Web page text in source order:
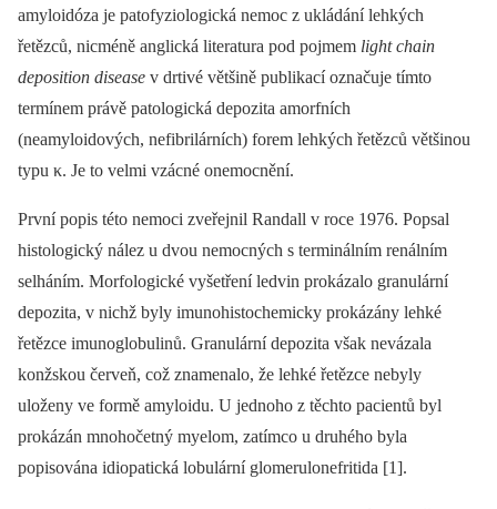
amyloidóza je patofyziologická nemoc z ukládání lehkých
řetězců, nicméně anglická literatura pod pojmem light chain
deposition disease v drtivé většině publikací označuje tímto
termínem právě patologická depozita amorfních
(neamyloidových, nefibrilárních) forem lehkých řetězců většinou
typu κ. Je to velmi vzácné onemocnění.
První popis této nemoci zveřejnil Randall v roce 1976. Popsal
histologický nález u dvou nemocných s terminálním renálním
selháním. Morfologické vyšetření ledvin prokázalo granulární
depozita, v nichž byly imunohistochemicky prokázány lehké
řetězce imunoglobulinů. Granulární depozita však nevázala
konžskou červeň, což znamenalo, že lehké řetězce nebyly
uloženy ve formě amyloidu. U jednoho z těchto pacientů byl
prokázán mnohočetný myelom, zatímco u druhého byla
popisována idiopatická lobulární glomerulonefritida [1].